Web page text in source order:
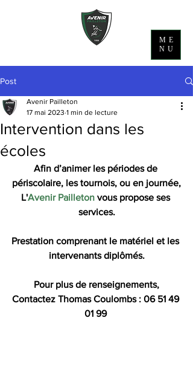
ME
NU
Post
Intervention dans les
écoles
Avenir Pailleton
17 mai 2023 1 min de lecture
Afin d’animer les périodes de
périscolaire, les tournois, ou en journée,
L'Avenir Pailleton vous propose ses
services.
Prestation comprenant le matériel et les
intervenants diplômés.
Pour plus de renseignements,
Contactez Thomas Coulombs : 06 51 49
01 99